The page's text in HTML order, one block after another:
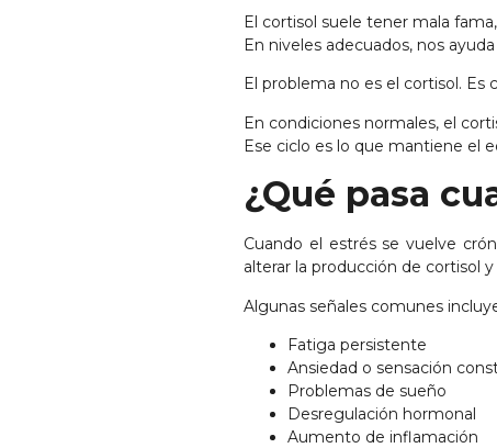
El cortisol suele tener mala
En niveles adecuados, nos
El problema no es el cortisol.
En condiciones normales, el
Ese ciclo es lo que mantiene el
¿Qué pasa
Cuando el estrés se vuelve
alterar la producción de cortisol
Algunas señales comunes
Fatiga persistente
Ansiedad o sensación
Problemas de sueño
Desregulación hormonal
Aumento de inflamación